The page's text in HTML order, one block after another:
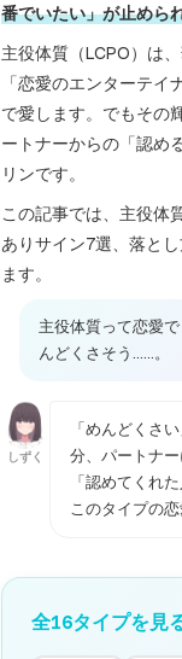
番でいたい」が止めら
主役体質（LCPO）は
「恋愛のエンターテ
で愛します。でもその
ートナーからの「認め
リンです。
この記事では、主役体
ありサイン7選、落と
ます。
主役体質って恋愛
んどくさそう……。
しずく
「めんどくさ
分、パートナー
「認めてくれ
このタイプの恋
全16タイプを見